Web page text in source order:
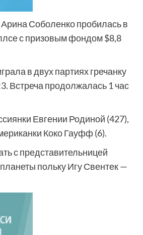
Соболенко пробилась в
с призовым фондом $8,8
в двух партиях гречанку
Встреча продолжалась 1 час
Евгении Родиной (427),
Коко Гауфф (6).
с представительницей
польку Игу Свентек —